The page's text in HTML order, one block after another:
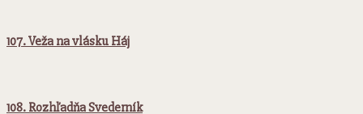
107. Veža na vlásku Háj
108. Rozhľadňa Svederník